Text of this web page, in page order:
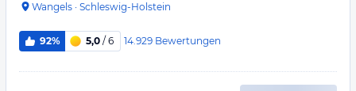
Wangels · Schleswig-Holstein
92% 5,0 / 6 14.929 Bewertungen